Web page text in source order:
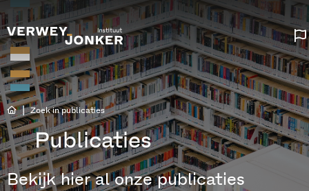
| Zoek in publicaties
Publicaties
Bekijk hier al onze publicaties